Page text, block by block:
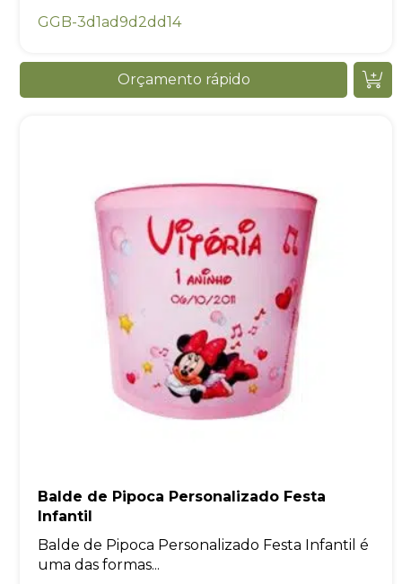
GGB-3d1ad9d2dd14
Orçamento rápido
Balde de Pipoca Personalizado Festa
Infantil
Balde de Pipoca Personalizado Festa Infantil é
uma das formas...